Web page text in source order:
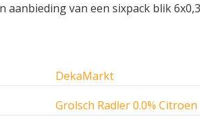
aanbieding van een sixpack blik
DekaMarkt
Grolsch Radler 0.0% Citroen